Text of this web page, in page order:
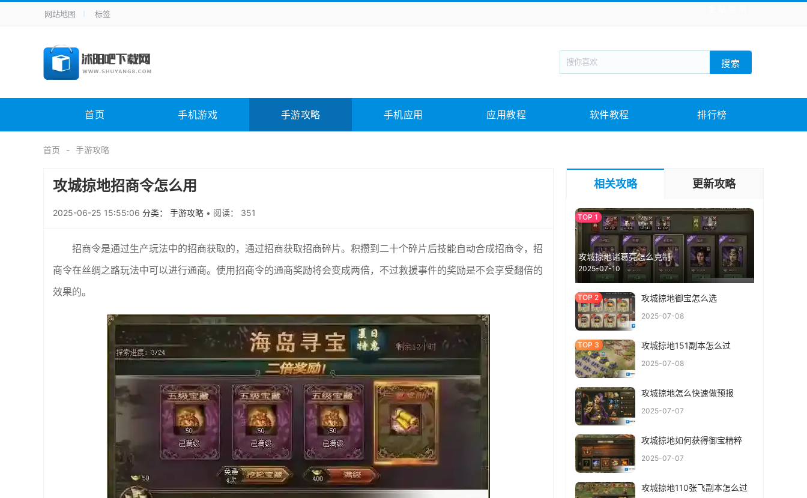
手机应用 新闻阅读 旅游出行 生活实用
手机游戏 H5游戏 回合网游 战棋游戏 枪战射击
电脑软件 其它类别 图形软件 安全相关 应用软件 影音软件 插件下载 教育教学 游戏娱乐 系统软件 素材下载
未分类 综合其它
网站地图 标签
搜索
首页 手机游戏 手游攻略 手机应用 应用教程 软件教程 排行榜
首页 手游攻略
攻城掠地招商令怎么用
2025-06-25 15:55:06 分类： 手游攻略 • 阅读： 351
招商令是通过生产玩法中的招商获取的，通过招商获取招商碎片。积攒到二十个碎片后技能自动合成招商令，招
商令在丝绸之路玩法中可以进行通商。使用招商令的通商奖励将会变成两倍，不过救援事件的奖励是不会享受翻倍的
效果的。
相关攻略 更新攻略
攻城掠地诸葛亮怎么克制
2025-07-10
攻城掠地御宝怎么选
2025-07-08
攻城掠地151副本怎么过
2025-07-08
攻城掠地怎么快速做预报
2025-07-07
攻城掠地如何获得御宝精粹
2025-07-07
攻城掠地110张飞副本怎么过